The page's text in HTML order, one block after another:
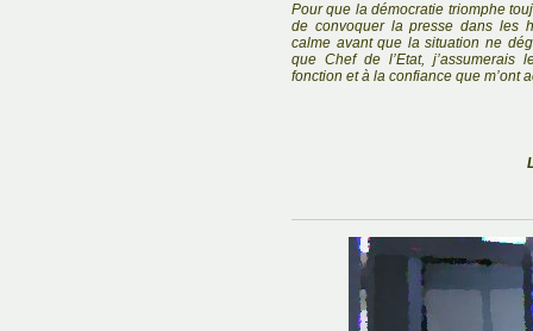
Pour que la démocratie triomphe
de convoquer la presse dans les
calme avant que la situation ne
que Chef de l’Etat, j’assumerais
fonction et à la confiance que m’ont